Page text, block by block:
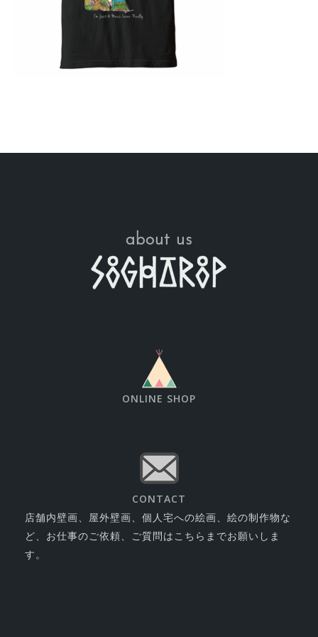
about us
ONLINE SHOP
CONTACT
店舗内壁画、屋外壁画、個人宅への絵画、絵の制作物な
ど、お仕事のご依頼、ご質問はこちらまでお願いしま
す。